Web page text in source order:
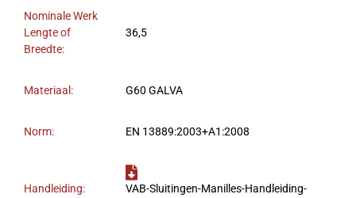
Nominale Werk
Lengte of
Breedte:
36,5
Materiaal: G60 GALVA
Norm: EN 13889:2003+A1:2008
Handleiding:
VAB-Sluitingen-Manilles-Handleiding-